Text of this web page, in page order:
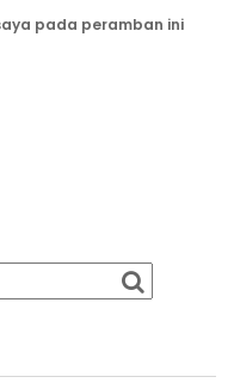
pada peramban ini